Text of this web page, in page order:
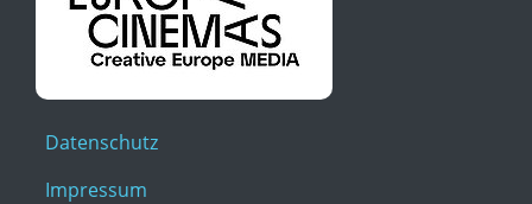
Datenschutz
Impressum